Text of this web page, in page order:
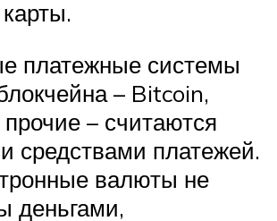
платежные системы
– Bitcoin,
– считаются
средствами платежей.
валюты не
деньгами,